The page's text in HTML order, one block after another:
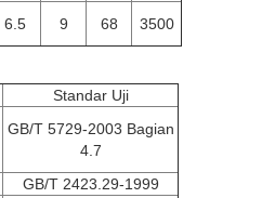
6.5 9 68 3500
Standar Uji
GB/T 5729-2003 Bagian
4.7
GB/T 2423.29-1999